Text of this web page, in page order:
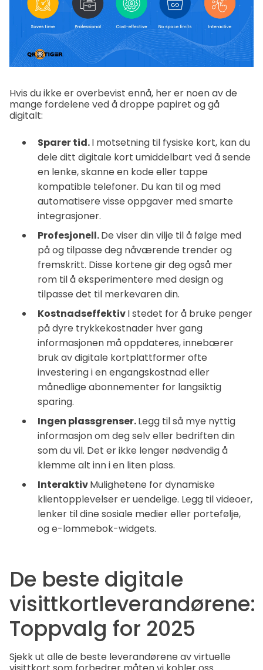
Hvis du ikke er overbevist ennå, her er noen av de
mange fordelene ved å droppe papiret og gå
digitalt:
Sparer tid.I motsetning til fysiske kort, kan du
dele ditt digitale kort umiddelbart ved å sende
en lenke, skanne en kode eller tappe
kompatible telefoner. Du kan til og med
automatisere visse oppgaver med smarte
integrasjoner.
Profesjonell.De viser din vilje til å følge med
på og tilpasse deg nåværende trender og
fremskritt. Disse kortene gir deg også mer
rom til å eksperimentere med design og
tilpasse det til merkevaren din.
KostnadseffektivI stedet for å bruke penger
på dyre trykkekostnader hver gang
informasjonen må oppdateres, innebærer
bruk av digitale kortplattformer ofte
investering i en engangskostnad eller
månedlige abonnementer for langsiktig
sparing.
Ingen plassgrenser.Legg til så mye nyttig
informasjon om deg selv eller bedriften din
som du vil. Det er ikke lenger nødvendig å
klemme alt inn i en liten plass.
InteraktivMulighetene for dynamiske
klientopplevelser er uendelige. Legg til videoer,
lenker til dine sosiale medier eller portefølje,
og e-lommebok-widgets.
De beste digitale
visittkortleverandørene:
Toppvalg for 2025
Sjekk ut alle de beste leverandørene av virtuelle